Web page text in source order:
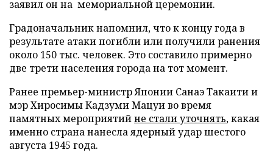
заявил он на мемориальной церемонии.
Градоначальник напомнил, что к концу года в
результате атаки погибли или получили ранения
около 150 тыс. человек. Это составило примерно
две трети населения города на тот момент.
Ранее премьер-министр Японии Санаэ Такаити и
мэр Хиросимы Кадзуми Мацуи во время
памятных мероприятийне стали уточнять, какая
именно страна нанесла ядерный удар шестого
августа 1945 года.